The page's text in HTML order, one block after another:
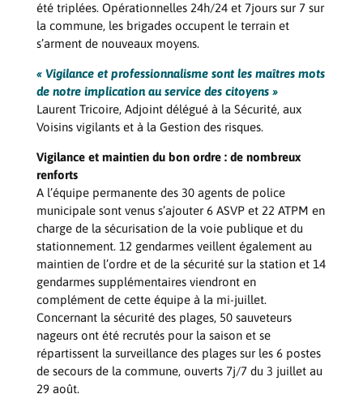
été triplées. Opérationnelles 24h/24 et 7jours sur 7 sur
la commune, les brigades occupent le terrain et
s’arment de nouveaux moyens.
« Vigilance et professionnalisme sont les maîtres mots
de notre implication au service des citoyens »
Laurent Tricoire, Adjoint délégué à la Sécurité, aux
Voisins vigilants et à la Gestion des risques.
Vigilance et maintien du bon ordre : de nombreux
renforts
A l’équipe permanente des 30 agents de police
municipale sont venus s’ajouter 6 ASVP et 22 ATPM en
charge de la sécurisation de la voie publique et du
stationnement. 12 gendarmes veillent également au
maintien de l’ordre et de la sécurité sur la station et 14
gendarmes supplémentaires viendront en
complément de cette équipe à la mi-juillet.
Concernant la sécurité des plages, 50 sauveteurs
nageurs ont été recrutés pour la saison et se
répartissent la surveillance des plages sur les 6 postes
de secours de la commune, ouverts 7j/7 du 3 juillet au
29 août.